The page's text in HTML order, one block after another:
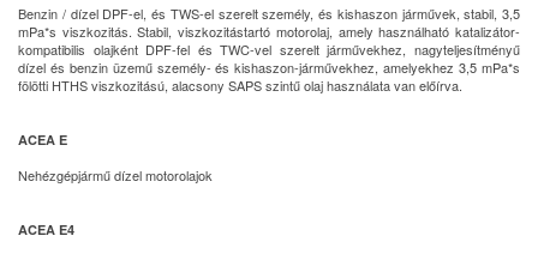
Benzin / dízel DPF-el, és TWS-el szerelt személy, és kishaszon járművek, stabil, 3,5
mPa*s viszkozitás. Stabil, viszkozitástartó motorolaj, amely használható katalizátor-
kompatibilis olajként DPF-fel és TWC-vel szerelt járművekhez, nagyteljesítményű
dízel és benzin üzemű személy- és kishaszon-járművekhez, amelyekhez 3,5 mPa*s
fölötti HTHS viszkozitású, alacsony SAPS szintű olaj használata van előírva.
ACEA E
Nehézgépjármű dízel motorolajok
ACEA E4